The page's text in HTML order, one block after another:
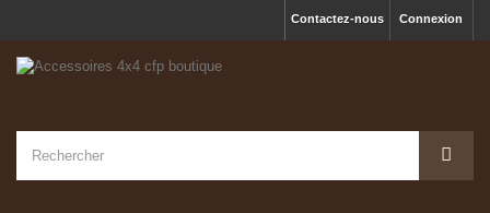
Connexion
Contactez-nous